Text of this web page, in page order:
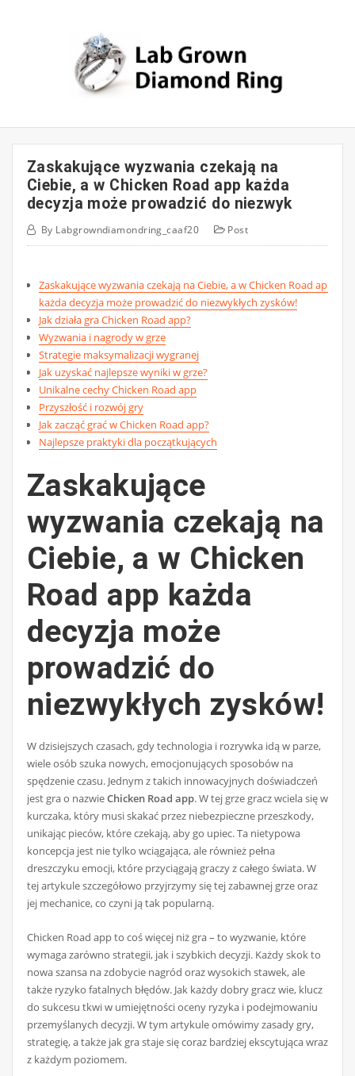
Zaskakujące wyzwania czekają na
Ciebie, a w Chicken Road app każda
decyzja może prowadzić do niezwyk
By Labgrowndiamondring_caaf20 Post
Zaskakujące wyzwania czekają na Ciebie, a w Chicken Road app
każda decyzja może prowadzić do niezwykłych zysków!
Jak działa gra Chicken Road app?
Wyzwania i nagrody w grze
Strategie maksymalizacji wygranej
Jak uzyskać najlepsze wyniki w grze?
Unikalne cechy Chicken Road app
Przyszłość i rozwój gry
Jak zacząć grać w Chicken Road app?
Najlepsze praktyki dla początkujących
Zaskakujące
wyzwania czekają na
Ciebie, a w Chicken
Road app każda
decyzja może
prowadzić do
niezwykłych zysków!
W dzisiejszych czasach, gdy technologia i rozrywka idą w parze,
wiele osób szuka nowych, emocjonujących sposobów na
spędzenie czasu. Jednym z takich innowacyjnych doświadczeń
jest gra o nazwieChicken Road app. W tej grze gracz wciela się w
kurczaka, który musi skakać przez niebezpieczne przeszkody,
unikając pieców, które czekają, aby go upiec. Ta nietypowa
koncepcja jest nie tylko wciągająca, ale również pełna
dreszczyku emocji, które przyciągają graczy z całego świata. W
tej artykule szczegółowo przyjrzymy się tej zabawnej grze oraz
jej mechanice, co czyni ją tak popularną.
Chicken Road app to coś więcej niż gra – to wyzwanie, które
wymaga zarówno strategii, jak i szybkich decyzji. Każdy skok to
nowa szansa na zdobycie nagród oraz wysokich stawek, ale
także ryzyko fatalnych błędów. Jak każdy dobry gracz wie, klucz
do sukcesu tkwi w umiejętności oceny ryzyka i podejmowaniu
przemyślanych decyzji. W tym artykule omówimy zasady gry,
strategię, a także jak gra staje się coraz bardziej ekscytująca wraz
z każdym poziomem.